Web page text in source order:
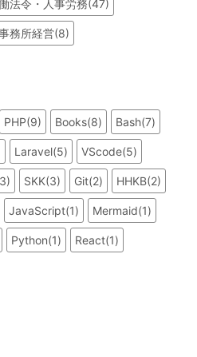
法令・人事労務(47)
務所経営(8)
PHP(9) Books(8) Bash(7)
Laravel(5) VScode(5)
SKK(3) Git(2) HHKB(2)
JavaScript(1) Mermaid(1)
Python(1) React(1)